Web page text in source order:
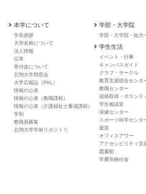
本学について
学長挨拶
大学名称について
法人情報
沿革
寄付金について
北翔大学同窓会
大学広報誌［PAL］
情報の公表
情報の公表（教職課程）
情報の公表（介護福祉士養成課程）
学則
教職員募集
北翔大学学術リポジトリ
学部・大学院
学部・大学院・短大
学生生活
イベント・行事
キャンバスガイド
クラブ・サークル
教育支援総合センタ
教職センター
資格取得・ボランテ
学生相談室
保健センター
スポーツ科学センタ
援室
オフィスアワー
アクセシビリティ支
図書館
学費等納付金